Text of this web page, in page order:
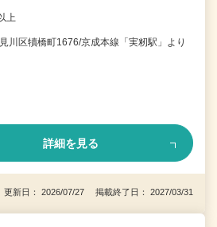
上
川区犢橋町1676/京成本線「実籾駅」より
詳細を見る
更新日： 2026/07/27 掲載終了日： 2027/03/31